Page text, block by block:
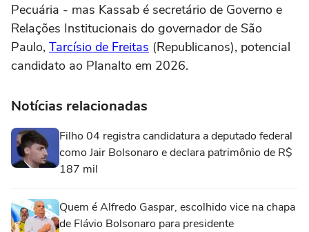
Pecuária - mas Kassab é secretário de Governo e
Relações Institucionais do governador de São
Paulo, Tarcísio de Freitas (Republicanos), potencial
candidato ao Planalto em 2026.
Notícias relacionadas
Filho 04 registra candidatura a deputado federal
como Jair Bolsonaro e declara patrimônio de R$
187 mil
Quem é Alfredo Gaspar, escolhido vice na chapa
de Flávio Bolsonaro para presidente